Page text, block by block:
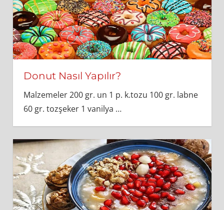
Donut Nasıl Yapılır?
Malzemeler 200 gr. un 1 p. k.tozu 100 gr. labne
60 gr. tozşeker 1 vanilya …